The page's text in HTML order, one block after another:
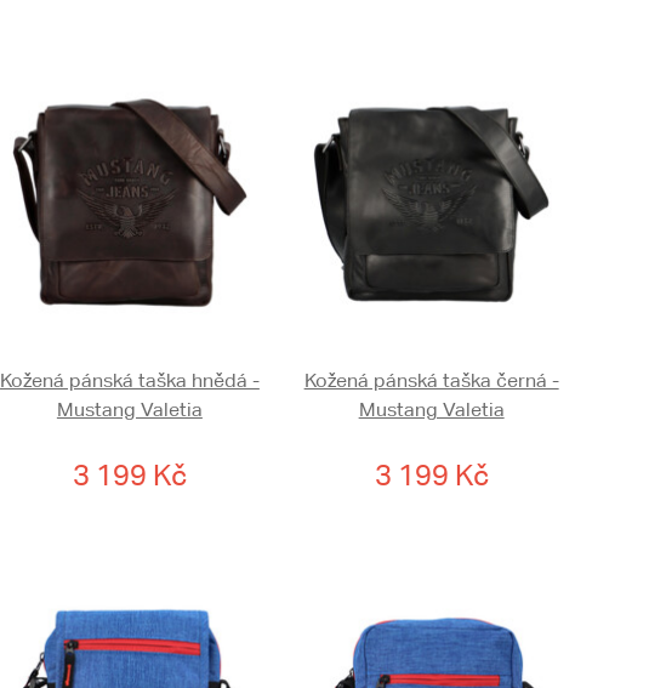
Kožená pánská taška hnědá -
Mustang Valetia
3 199 Kč
Kožená pánská taška černá -
Mustang Valetia
3 199 Kč